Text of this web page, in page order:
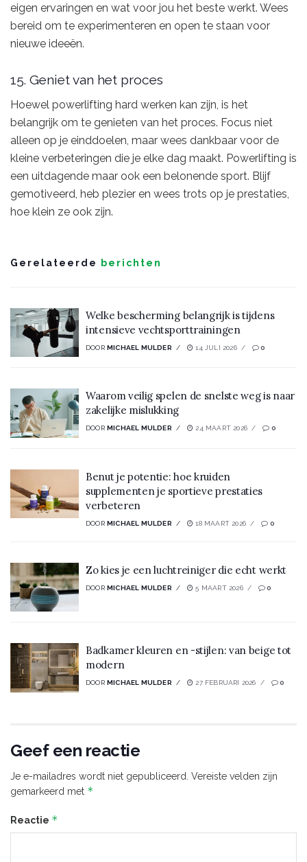
eigen ervaringen en wat voor jou het beste werkt. Wees
bereid om te experimenteren en open te staan voor
nieuwe ideeën.
15. Geniet van het proces
Hoewel powerlifting hard werken kan zijn, is het
belangrijk om te genieten van het proces. Focus niet
alleen op je einddoelen, maar wees dankbaar voor de
kleine verbeteringen die je elke dag maakt. Powerlifting is
een uitdagende maar ook een belonende sport. Blijf
gemotiveerd, heb plezier en wees trots op je prestaties,
hoe klein ze ook zijn.
Gerelateerde berichten
Welke bescherming belangrijk is tijdens
intensieve vechtsporttrainingen
DOOR MICHAEL MULDER 14 JULI 2026 0
Waarom veilig spelen de snelste weg is naar
zakelijke mislukking
DOOR MICHAEL MULDER 24 MAART 2026 0
Benut je potentie: hoe kruiden
supplementen je sportieve prestaties
verbeteren
DOOR MICHAEL MULDER 18 MAART 2026 0
Zo kies je een luchtreiniger die echt werkt
DOOR MICHAEL MULDER 5 MAART 2026 0
Badkamer kleuren en -stijlen: van beige tot
modern
DOOR MICHAEL MULDER 27 FEBRUARI 2026 0
Geef een reactie
Je e-mailadres wordt niet gepubliceerd. Vereiste velden zijn
gemarkeerd met *
Reactie *